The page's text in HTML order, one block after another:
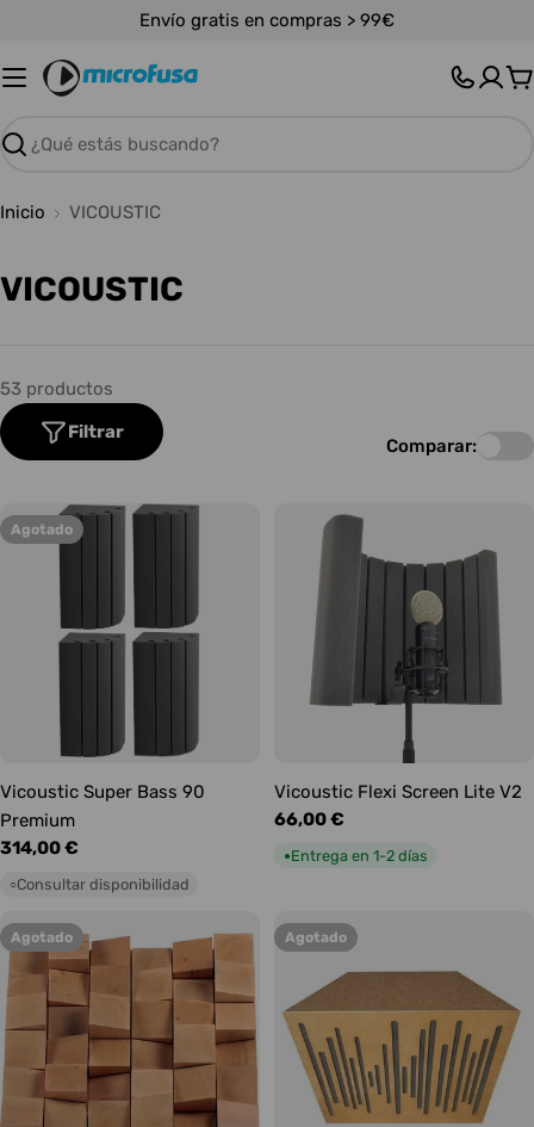
contenido
Envío gratis en compras > 99€
Buscar
Inicio VICOUSTIC
C
e
c
i
VICOUSTIC
53 productos
Filtrar
Comparar:
Agotado
Vicoustic Super Bass 90
Premium
Precio
habitual
314,00 €
○Consultar disponibilidad
Vicoustic Flexi Screen Lite V2
Precio
habitual
66,00 €
●Entrega en 1-2 días
Agotado Agotado